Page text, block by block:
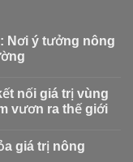
Nơi ý tưởng nông
nối giá trị vùng
vươn ra thế giới
giá trị nông